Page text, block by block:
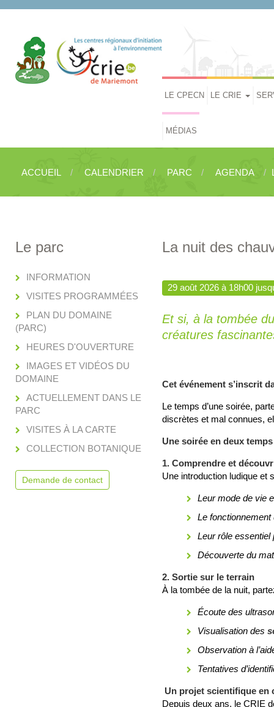
LE CPECN LE CRIE
MÉDIAS
ACCUEIL CALENDRIER PARC AGENDA
Le parc
INFORMATION
VISITES PROGRAMMÉES
PLAN DU DOMAINE
(PARC)
HEURES D'OUVERTURE
IMAGES ET VIDÉOS DU
DOMAINE
ACTUELLEMENT DANS LE
PARC
VISITES À LA CARTE
COLLECTION BOTANIQUE
Demande de contact
La nuit des
29 août 2026 à 18h00
Et si, à la tombée
créatures
Cet événement s’inscrit
Le temps d’une soirée,
discrètes et mal connues,
Une soirée en deux
1. Comprendre et
Une introduction ludique et
Leur mode de vie
Le fonctionnement
Leur rôle essentiel
Découverte du
2. Sortie sur le terrain
À la tombée de la nuit,
Écoute des
Visualisation des
Observation à
Tentatives
Un projet scientifique en
Depuis deux ans, le CRIE